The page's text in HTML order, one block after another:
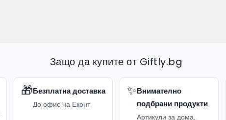
Защо да купите от Giftly.bg
🎁Безплатна доставка
До офис на Еконт
✨Внимателно
подбрани продукти
Артикули за дома,